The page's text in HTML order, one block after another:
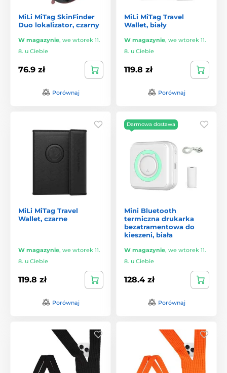
MiLi MiTag SkinFinder
Duo lokalizator, czarny
W magazynie, we wtorek 11.
8. u Ciebie
76.9 zł
Porównaj
MiLi MiTag Travel
Wallet, biały
W magazynie, we wtorek 11.
8. u Ciebie
119.8 zł
Porównaj
MiLi MiTag Travel
Wallet, czarne
W magazynie, we wtorek 11.
8. u Ciebie
119.8 zł
Porównaj
Darmowa dostawa
Mini Bluetooth
termiczna drukarka
bezatramentowa do
kieszeni, biała
W magazynie, we wtorek 11.
8. u Ciebie
128.4 zł
Porównaj